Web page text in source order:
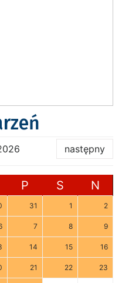
następny
P S N
31 1 2
7 8 9
14 15 16
21 22 23